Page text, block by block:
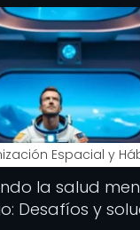
Espacial y
la salud
Desafíos y